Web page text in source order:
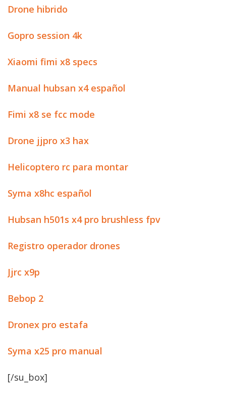
Drone hibrido
Gopro session 4k
Xiaomi fimi x8 specs
Manual hubsan x4 español
Fimi x8 se fcc mode
Drone jjpro x3 hax
Helicoptero rc para montar
Syma x8hc español
Hubsan h501s x4 pro brushless fpv
Registro operador drones
Jjrc x9p
Bebop 2
Dronex pro estafa
Syma x25 pro manual
[/su_box]